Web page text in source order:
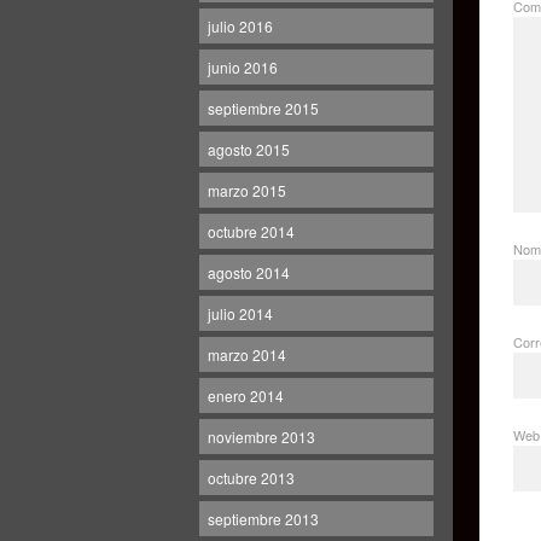
julio 2016
junio 2016
septiembre 2015
agosto 2015
marzo 2015
octubre 2014
agosto 2014
julio 2014
marzo 2014
enero 2014
noviembre 2013
octubre 2013
septiembre 2013
Web